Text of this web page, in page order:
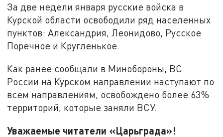
За две недели января русские войска в
Курской области освободили ряд населенных
пунктов: Александрия, Леонидово, Русское
Поречное и Кругленькое.
Как ранее сообщали в Минобороны, ВС
России на Курском направлении наступают по
всем направлениям, освобождено более 63%
территорий, которые заняли ВСУ.
Уважаемые читатели «Царьграда»!